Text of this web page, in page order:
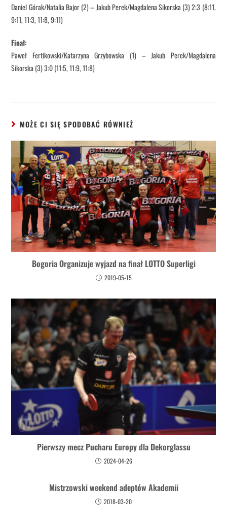
Daniel Górak/Natalia Bajor (2) – Jakub Perek/Magdalena Sikorska (3) 2:3 (8:11,
9:11, 11:3, 11:8, 9:11)
Finał:
Paweł Fertikowski/Katarzyna Grzybowska (1) – Jakub Perek/Magdalena
Sikorska (3) 3:0 (11:5, 11:9, 11:8)
MOŻE CI SIĘ SPODOBAĆ RÓWNIEŻ
Bogoria Organizuje wyjazd na finał LOTTO Superligi
2019-05-15
Pierwszy mecz Pucharu Europy dla Dekorglassu
2024-04-26
Mistrzowski weekend adeptów Akademii
2018-03-20